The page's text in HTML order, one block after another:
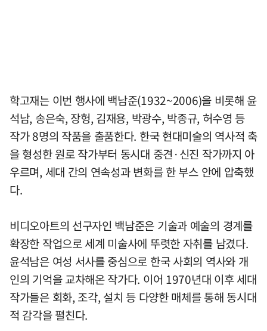
학고재는 이번 행사에 백남준(1932~2006)을 비롯해 윤
석남, 송은숙, 장헝, 김재용, 박광수, 박종규, 허수영 등
작가 8명의 작품을 출품한다. 한국 현대미술의 역사적 축
을 형성한 원로 작가부터 동시대 중견·신진 작가까지 아
우르며, 세대 간의 연속성과 변화를 한 부스 안에 압축했
다.
비디오아트의 선구자인 백남준은 기술과 예술의 경계를
확장한 작업으로 세계 미술사에 뚜렷한 자취를 남겼다.
윤석남은 여성 서사를 중심으로 한국 사회의 역사와 개
인의 기억을 교차해온 작가다. 이어 1970년대 이후 세대
작가들은 회화, 조각, 설치 등 다양한 매체를 통해 동시대
적 감각을 펼친다.